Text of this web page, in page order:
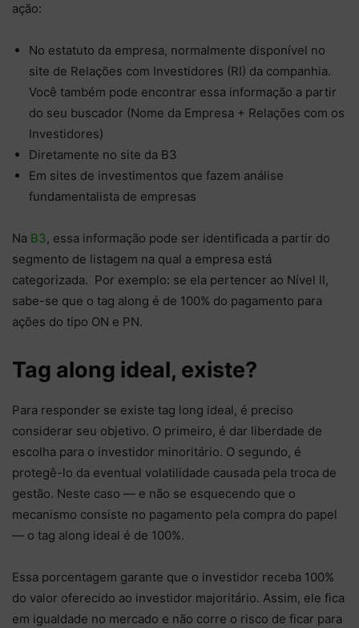
ação:
No estatuto da empresa, normalmente disponível no
site de Relações com Investidores (RI) da companhia.
Você também pode encontrar essa informação a partir
do seu buscador (Nome da Empresa + Relações com os
Investidores)
Diretamente no site da B3
Em sites de investimentos que fazem análise
fundamentalista de empresas
Na B3, essa informação pode ser identificada a partir do
segmento de listagem na qual a empresa está
categorizada. Por exemplo: se ela pertencer ao Nível II,
sabe-se que o tag along é de 100% do pagamento para
ações do tipo ON e PN.
Tag along ideal, existe?
Para responder se existe tag long ideal, é preciso
considerar seu objetivo. O primeiro, é dar liberdade de
escolha para o investidor minoritário. O segundo, é
protegê-lo da eventual volatilidade causada pela troca de
gestão. Neste caso — e não se esquecendo que o
mecanismo consiste no pagamento pela compra do papel
— o tag along ideal é de 100%.
Essa porcentagem garante que o investidor receba 100%
do valor oferecido ao investidor majoritário. Assim, ele fica
em igualdade no mercado e não corre o risco de ficar para